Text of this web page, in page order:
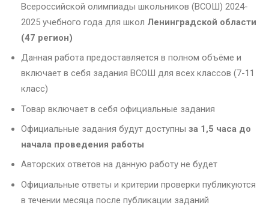
Всероссийской олимпиады школьников (ВСОШ) 2024-
2025 учебного года для школ Ленинградской области
(47 регион)
Данная работа предоставляется в полном объёме и
включает в себя задания ВСОШ для всех классов (7-11
класс)
Товар включает в себя официальные задания
Официальные задания будут доступны за 1,5 часа до
начала проведения работы
Авторских ответов на данную работу не будет
Официальные ответы и критерии проверки публикуются
в течении месяца после публикации заданий